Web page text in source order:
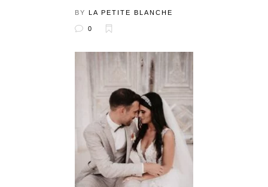
BY LA PETITE BLANCHE
0